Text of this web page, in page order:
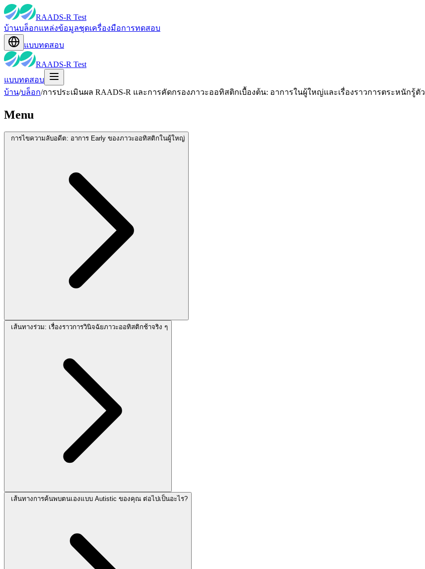
RAADS-R Test
บ้านบล็อกแหล่งข้อมูลชุดเครื่องมือการทดสอบ
แบบทดสอบ
RAADS-R Test
แบบทดสอบ
บ้าน/บล็อก/การประเมินผล RAADS-R และการคัดกรองภาวะออทิสติกเบื้องต้น: อาการในผู้ใหญ่และเรื่องราวการตระหนักรู้ตัว
Menu
การไขความลับอดีต: อาการ Early ของภาวะออทิสติกในผู้ใหญ่
เส้นทางร่วม: เรื่องราวการวินิจฉัยภาวะออทิสติกช้าจริง ๆ
เส้นทางการค้นพบตนเองแบบ Autistic ของคุณ ต่อไปเป็นอะไร?